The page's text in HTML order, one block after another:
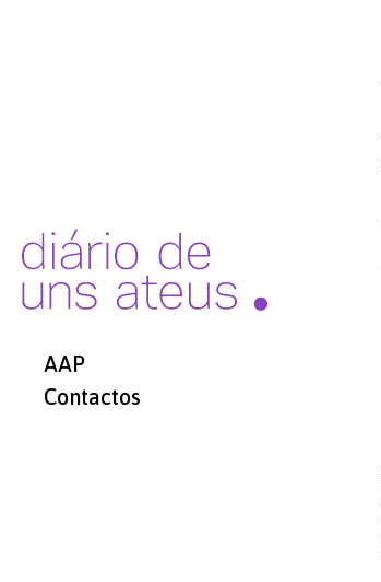
AAP
Contactos